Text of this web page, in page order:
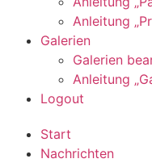
Anleitung
Galerien
Galerien
Anleitung
Logout
Start
Nachrichten